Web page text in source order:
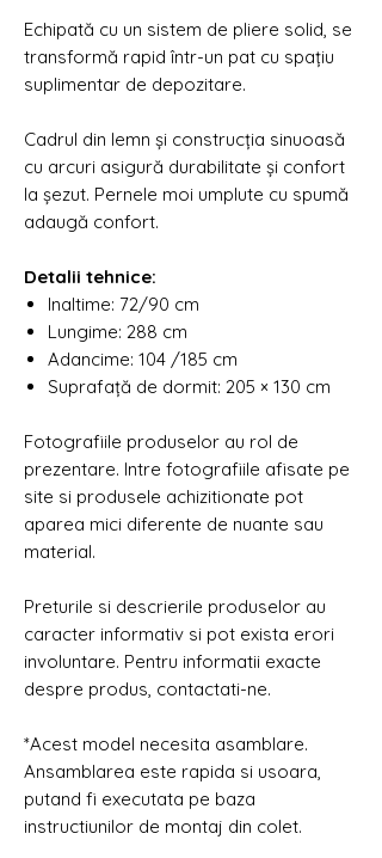
Echipată cu un sistem de pliere solid, se
transformă rapid într-un pat cu spațiu
suplimentar de depozitare.
Cadrul din lemn și construcția sinuoasă
cu arcuri asigură durabilitate și confort
la șezut. Pernele moi umplute cu spumă
adaugă confort.
Detalii tehnice:
Inaltime: 72/90 cm
Lungime: 288 cm
Adancime: 104 /185 cm
Suprafață de dormit: 205 × 130 cm
Fotografiile produselor au rol de
prezentare. Intre fotografiile afisate pe
site si produsele achizitionate pot
aparea mici diferente de nuante sau
material.
Preturile si descrierile produselor au
caracter informativ si pot exista erori
involuntare. Pentru informatii exacte
despre produs, contactati-ne.
*Acest model necesita asamblare.
Ansamblarea este rapida si usoara,
putand fi executata pe baza
instructiunilor de montaj din colet.